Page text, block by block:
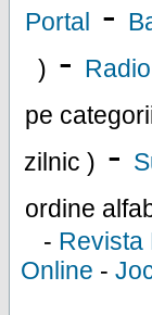
Portal -
) -
pe
zilnic ) -
ordine
- Revista
Online -